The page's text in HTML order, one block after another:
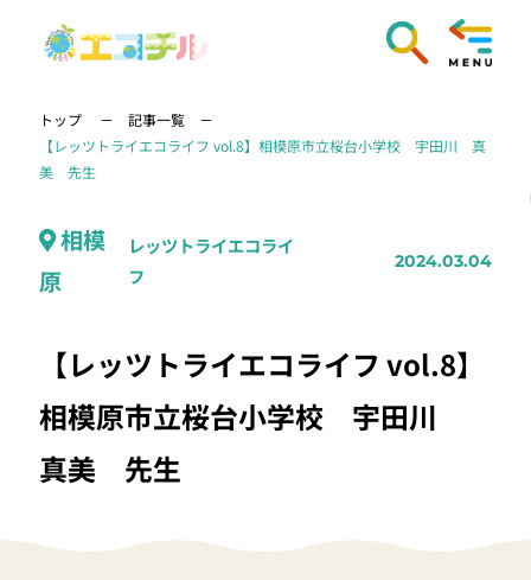
トップ
記事一覧
【レッツトライエコライフ vol.8】相模原市立桜台小学校 宇田川 真
美 先生
相模
原
レッツトライエコライ
フ
2024.03.04
【レッツトライエコライフ vol.8】
相模原市立桜台小学校 宇田川
真美 先生